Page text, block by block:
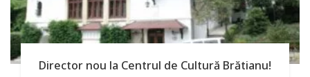
Director nou la Centrul de Cultură Brătianu!